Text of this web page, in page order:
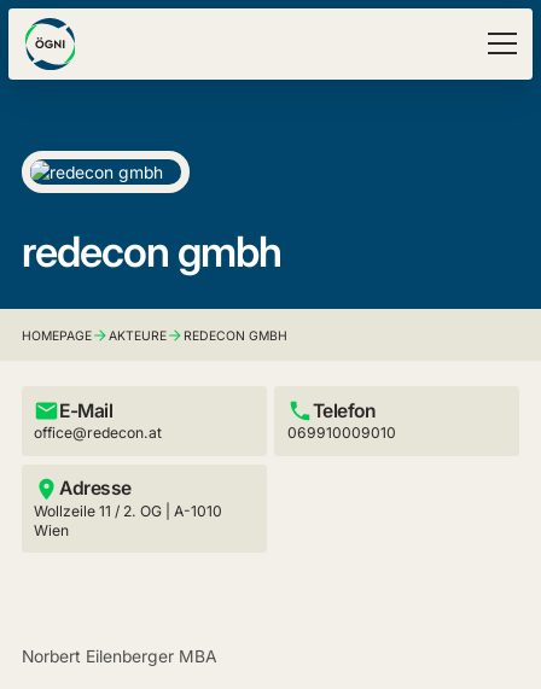
redecon gmbh
HOMEPAGE AKTEURE REDECON GMBH
E-Mail
office@redecon.at
Telefon
069910009010
Adresse
Wollzeile 11 / 2. OG | A-1010
Wien
Norbert Eilenberger MBA